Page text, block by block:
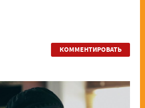
КОММЕНТИРОВАТЬ